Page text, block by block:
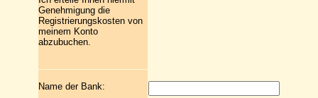
Genehmigung die
Registrierungskosten von
meinem Konto
abzubuchen.
Name der Bank: